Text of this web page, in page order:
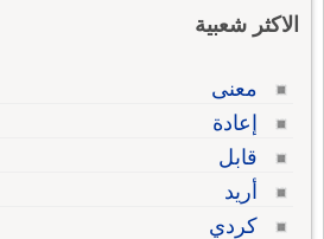
الاكثر شعبية
معنى
إعادة
قابل
أريد
كردي